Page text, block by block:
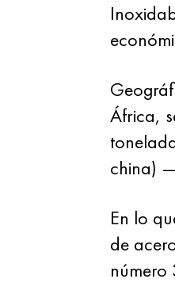
África,
china)
En lo
de